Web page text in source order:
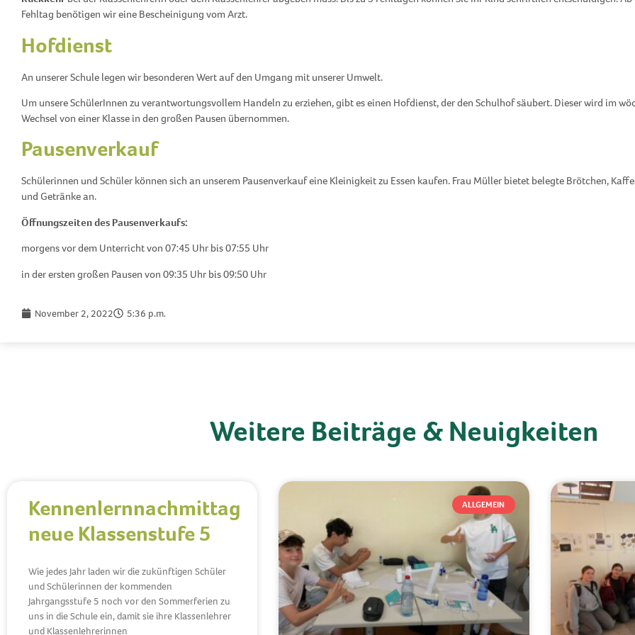
Fehltag benötigen wir eine Bescheinigung vom Arzt.
Hofdienst
An unserer Schule legen wir besonderen Wert auf den Umgang mit unserer Umwelt.
Um unsere SchülerInnen zu verantwortungsvollem Handeln zu erziehen, gibt es einen Hofdienst, der den Schulhof säubert. Dieser wird im
Wechsel von einer Klasse in den großen Pausen übernommen.
Pausenverkauf
Schülerinnen und Schüler können sich an unserem Pausenverkauf eine Kleinigkeit zu Essen kaufen. Frau Müller bietet belegte Brötchen,
und Getränke an.
Öffnungszeiten des Pausenverkaufs:
morgens vor dem Unterricht von 07:45 Uhr bis 07:55 Uhr
in der ersten großen Pausen von 09:35 Uhr bis 09:50 Uhr
November 2, 2022 5:36 p.m.
Weitere Beiträge & Neuigkeiten
Kennenlernnachmittag
neue Klassenstufe 5
Wie jedes Jahr laden wir die zukünftigen Schüler
und Schülerinnen der kommenden
Jahrgangsstufe 5 noch vor den Sommerferien zu
uns in die Schule ein, damit sie ihre Klassenlehrer
und Klassenlehrerinnen
ALLGEMEIN